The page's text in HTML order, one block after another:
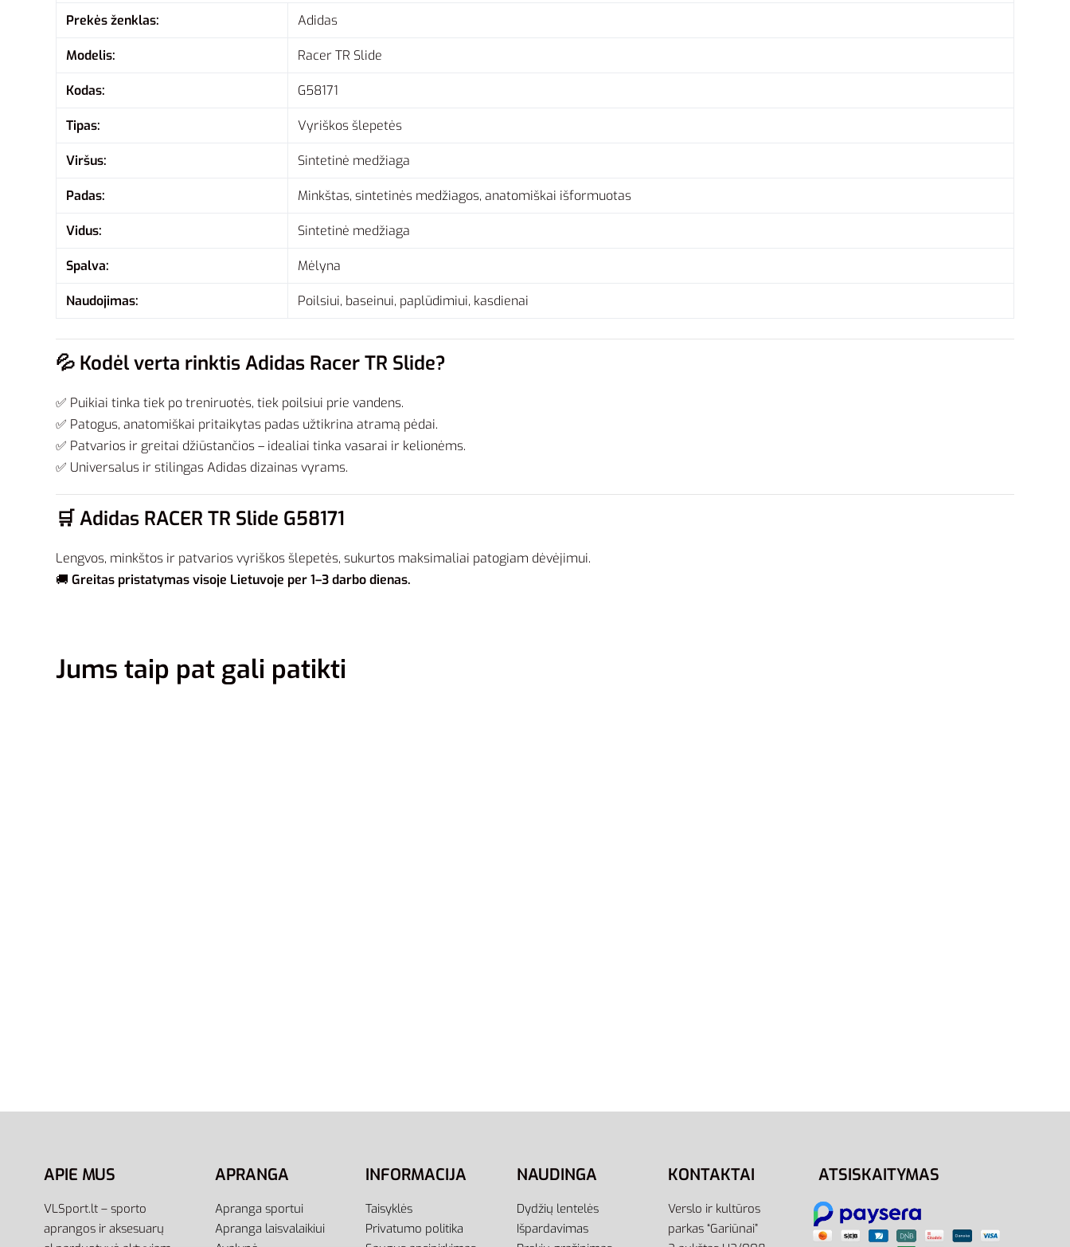
Prekės ženklas: Adidas
Modelis: Racer TR Slide
Kodas: G58171
Tipas: Vyriškos šlepetės
Viršus: Sintetinė medžiaga
Padas: Minkštas, sintetinės medžiagos, anatomiškai išformuotas
Vidus: Sintetinė medžiaga
Spalva: Mėlyna
Naudojimas: Poilsiui, baseinui, paplūdimiui, kasdienai
💦 Kodėl verta rinktis Adidas Racer TR Slide?
✅ Puikiai tinka tiek po treniruotės, tiek poilsiui prie vandens.
✅ Patogus, anatomiškai pritaikytas padas užtikrina atramą pėdai.
✅ Patvarios ir greitai džiūstančios – idealiai tinka vasarai ir kelionėms.
✅ Universalus ir stilingas Adidas dizainas vyrams.
🛒Adidas RACER TR Slide G58171
Lengvos, minkštos ir patvarios vyriškos šlepetės, sukurtos maksimaliai patogiam dėvėjimui.
🚚 Greitas pristatymas visoje Lietuvoje per 1–3 darbo dienas.
Jums taip pat gali patikti
Pasirinkti savybes
APIE MUS
VLSport.lt – sporto
aprangos ir aksesuarų
APRANGA
Apranga sportui
Apranga laisvalaikiui
INFORMACIJA
Taisyklės
Privatumo politika
NAUDINGA
Dydžių lentelės
Išpardavimas
KONTAKTAI
Verslo ir kultūros
parkas “Gariūnai”
ATSISKAITYMAS